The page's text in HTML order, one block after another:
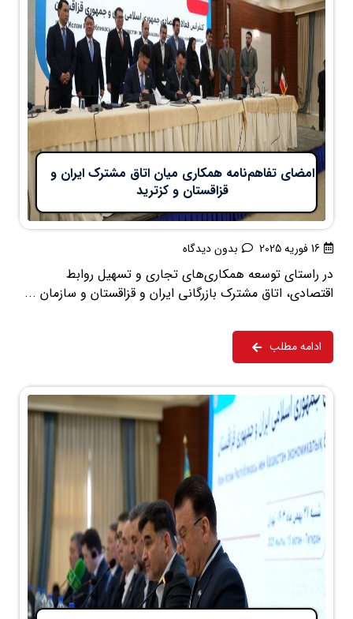
امضای تفاهم‌نامه همکاری میان اتاق مشترک ایران و
قزاقستان و کزترید
16 فوریه 2025 بدون دیدگاه
در راستای توسعه همکاری‌های تجاری و تسهیل روابط
اقتصادی، اتاق مشترک بازرگانی ایران و قزاقستان و سازمان ...
ادامه مطلب